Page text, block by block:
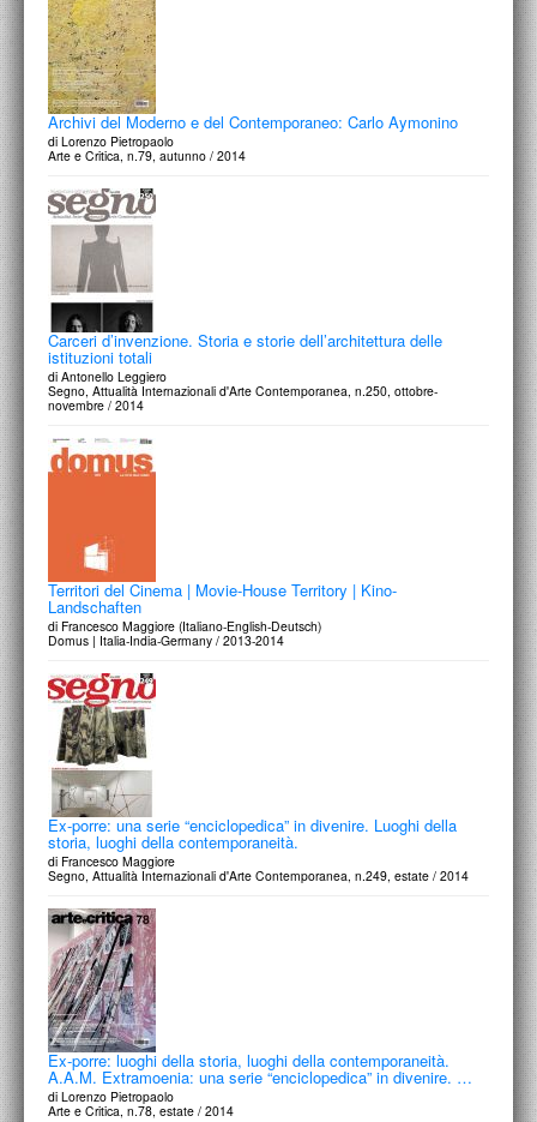
Archivi del Moderno e del Contemporaneo: Carlo Aymonino
di Lorenzo Pietropaolo
Arte e Critica, n.79, autunno / 2014
Carceri d’invenzione. Storia e storie dell’architettura delle
istituzioni totali
di Antonello Leggiero
Segno, Attualità Internazionali d'Arte Contemporanea, n.250, ottobre-
novembre / 2014
Territori del Cinema | Movie-House Territory | Kino-
Landschaften
di Francesco Maggiore (Italiano-English-Deutsch)
Domus | Italia-India-Germany / 2013-2014
Ex-porre: una serie “enciclopedica” in divenire. Luoghi della
storia, luoghi della contemporaneità.
di Francesco Maggiore
Segno, Attualità Internazionali d'Arte Contemporanea, n.249, estate / 2014
Ex-porre: luoghi della storia, luoghi della contemporaneità.
A.A.M. Extramoenia: una serie “enciclopedica” in divenire. …
di Lorenzo Pietropaolo
Arte e Critica, n.78, estate / 2014